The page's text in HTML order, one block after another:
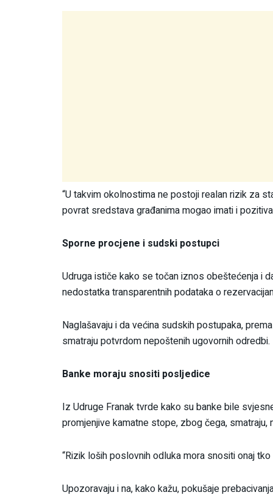
“U takvim okolnostima ne postoji realan rizik za
povrat sredstava građanima mogao imati i
Sporne procjene i sudski postupci
Udruga ističe kako se točan iznos obeštećenja i
nedostatka transparentnih podataka o
Naglašavaju i da većina sudskih postupaka,
smatraju potvrdom nepoštenih ugovornih odredbi.
Banke moraju snositi posljedice
Iz Udruge Franak tvrde kako su banke bile
promjenjive kamatne stope, zbog čega,
“Rizik loših poslovnih odluka mora snositi onaj tko
Upozoravaju i na, kako kažu, pokušaje